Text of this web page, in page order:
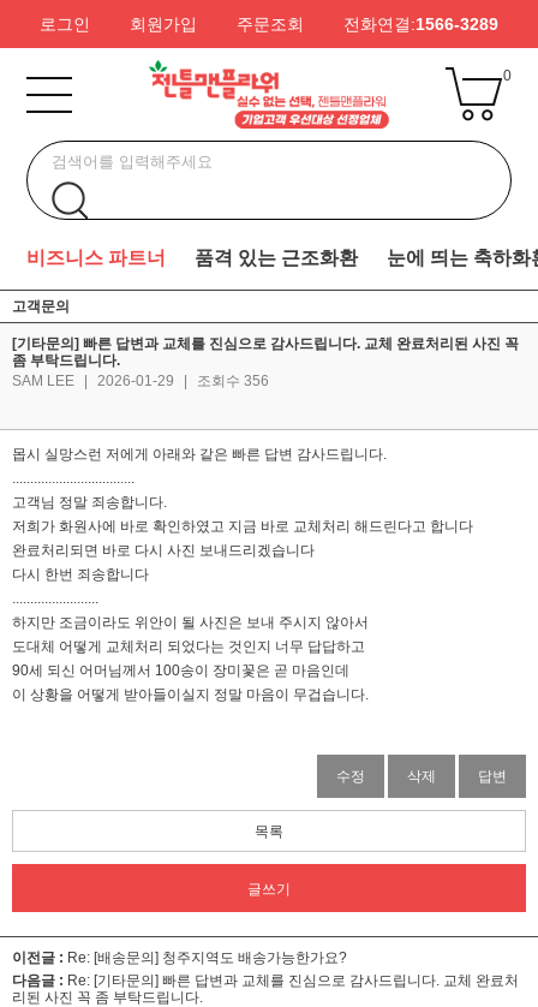
로그인 회원가입 주문조회 전화연결:1566-3289
0
비즈니스 파트너 품격 있는 근조화환 눈에 띄는 축하화
고객문의
[기타문의] 빠른 답변과 교체를 진심으로 감사드립니다. 교체 완료처리된 사진 꼭
좀 부탁드립니다.
SAM LEE
2026-01-29 조회수 356
몹시 실망스런 저에게 아래와 같은 빠른 답변 감사드립니다.
..................................
고객님 정말 죄송합니다.
저희가 화원사에 바로 확인하였고 지금 바로 교체처리 해드린다고 합니다
완료처리되면 바로 다시 사진 보내드리겠습니다
다시 한번 죄송합니다
........................
하지만 조금이라도 위안이 될 사진은 보내 주시지 않아서
도대체 어떻게 교체처리 되었다는 것인지 너무 답답하고
90세 되신 어머님께서 100송이 장미꽃은 곧 마음인데
이 상황을 어떻게 받아들이실지 정말 마음이 무겁습니다.
수정 삭제 답변
목록
글쓰기
이전글 : Re: [배송문의] 청주지역도 배송가능한가요?
다음글 : Re: [기타문의] 빠른 답변과 교체를 진심으로 감사드립니다. 교체 완료처
리된 사진 꼭 좀 부탁드립니다.